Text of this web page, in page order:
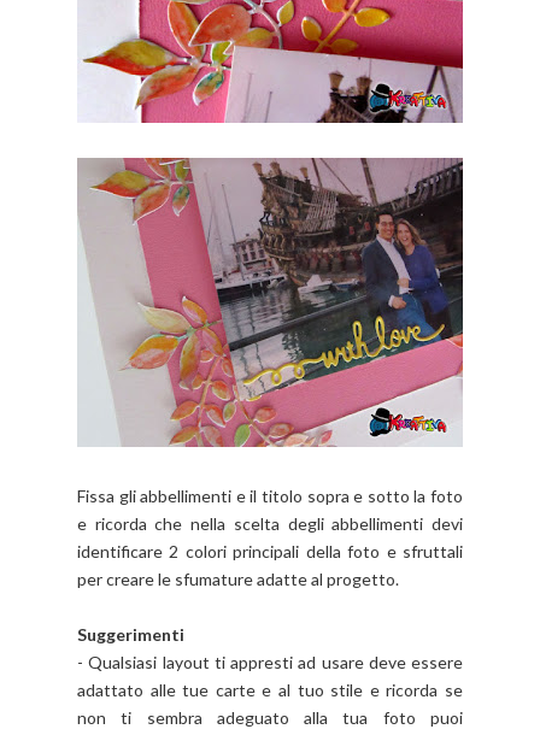
Fissa gli abbellimenti e il titolo sopra e sotto la foto
e ricorda che nella scelta degli abbellimenti devi
identificare 2 colori principali della foto e sfruttali
per creare le sfumature adatte al progetto.
Suggerimenti
- Qualsiasi layout ti appresti ad usare deve essere
adattato alle tue carte e al tuo stile e ricorda se
non ti sembra adeguato alla tua foto puoi